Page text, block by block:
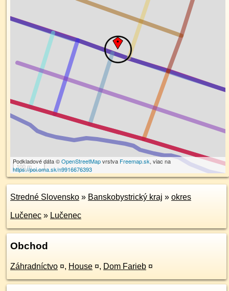
100 m
Podkladové dáta ©OpenStreetMapvrstva Freemap.sk, viac na
https://poi.oma.sk/n9916676393
Stredné Slovensko » Banskobystrický kraj » okres
Lučenec » Lučenec
Obchod
Záhradníctvo ¤, House ¤, Dom Farieb ¤